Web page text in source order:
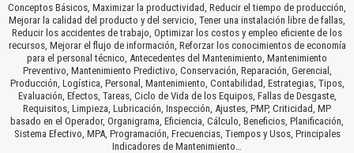
Conceptos Básicos, Maximizar la productividad, Reducir el tiempo de producción,
Mejorar la calidad del producto y del servicio, Tener una instalación libre de fallas,
Reducir los accidentes de trabajo, Optimizar los costos y empleo eficiente de los
recursos, Mejorar el flujo de información, Reforzar los conocimientos de economía
para el personal técnico, Antecedentes del Mantenimiento, Mantenimiento
Preventivo, Mantenimiento Predictivo, Conservación, Reparación, Gerencial,
Producción, Logística, Personal, Mantenimiento, Contabilidad, Estrategias, Tipos,
Evaluación, Efectos, Tareas, Ciclo de Vida de los Equipos, Fallas de Desgaste,
Requisitos, Limpieza, Lubricación, Inspección, Ajustes, PMP, Criticidad, MP
basado en el Operador, Organigrama, Eficiencia, Cálculo, Beneficios, Planificación,
Sistema Efectivo, MPA, Programación, Frecuencias, Tiempos y Usos, Principales
Indicadores de Mantenimiento…